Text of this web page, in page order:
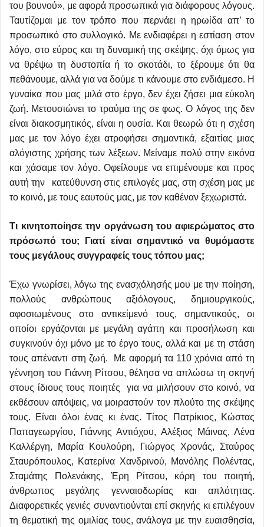
του βουνού», με αφορά προσωπικά για διάφορους λόγους.
Ταυτίζομαι με τον τρόπο που περνάει η ηρωίδα απ’ το
προσωπικό στο συλλογικό. Με ενδιαφέρει η εστίαση στον
λόγο, στο εύρος και τη δυναμική της σκέψης, όχι όμως για
να θρέψω τη δυστοπία ή το σκοτάδι, το ξέρουμε ότι θα
πεθάνουμε, αλλά για να δούμε τι κάνουμε στο ενδιάμεσο. Η
γυναίκα που μας μιλά στο έργο, δεν έχει ζήσει μια εύκολη
ζωή. Μετουσιώνει το τραύμα της σε φως. Ο λόγος της δεν
είναι διακοσμητικός, είναι η ουσία. Και θεωρώ ότι η σχέση
μας με τον λόγο έχει ατροφήσει σημαντικά, εξαιτίας μιας
αλόγιστης χρήσης των λέξεων. Μείναμε πολύ στην εικόνα
και χάσαμε τον λόγο. Οφείλουμε να επιμένουμε και προς
αυτή την κατεύθυνση στις επιλογές μας, στη σχέση μας με
το κοινό, με τους εαυτούς μας, με τον καθέναν ξεχωριστά.
Τι κινητοποίησε την οργάνωση του αφιερώματος στο
πρόσωπό του; Γιατί είναι σημαντικό να θυμόμαστε
τους μεγάλους συγγραφείς τους τόπου μας;
Έχω γνωρίσει, λόγω της ενασχόλησής μου με την ποίηση,
πολλούς ανθρώπους αξιόλογους, δημιουργικούς,
αφοσιωμένους στο αντικείμενό τους, σημαντικούς, οι
οποίοι εργάζονται με μεγάλη αγάπη και προσήλωση και
συγκινούν όχι μόνο με το έργο τους, αλλά και με τη στάση
τους απέναντι στη ζωή. Με αφορμή τα 110 χρόνια από τη
γέννηση του Γιάννη Ρίτσου, θέλησα να απλώσω τη σκηνή
στους ίδιους τους ποιητές για να μιλήσουν στο κοινό, να
εκθέσουν απόψεις, να μοιραστούν τον πλούτο της σκέψης
τους. Είναι όλοι ένας κι ένας. Τίτος Πατρίκιος, Κώστας
Παπαγεωργίου, Γιάννης Αντιόχου, Αλέξιος Μάινας, Λένα
Καλλέργη, Μαρία Κουλούρη, Γιώργος Χρονάς, Σταύρος
Σταυρόπουλος, Κατερίνα Χανδρινού, Μανόλης Πολέντας,
Σταμάτης Πολενάκης, Έρη Ρίτσου, κόρη του ποιητή,
άνθρωπος μεγάλης γενναιοδωρίας και απλότητας.
Διαφορετικές γενιές συναντιούνται επί σκηνής κι επιλέγουν
τη θεματική της ομιλίας τους, ανάλογα με την ευαισθησία,